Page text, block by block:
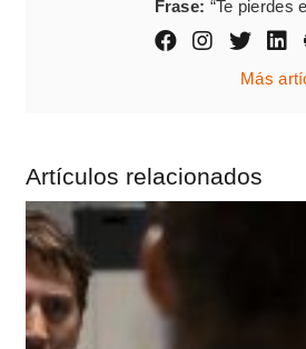
Frase: “Te pierdes
Más
Artículos relacionados